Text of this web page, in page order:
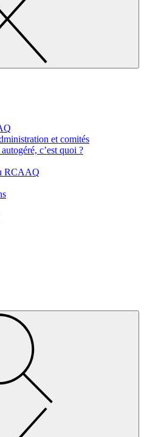
et comités
c’est quoi ?
RCAAQ